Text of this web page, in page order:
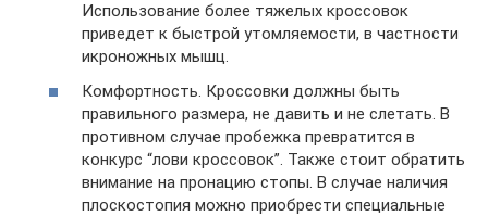
Использование более тяжелых кроссовок
приведет к быстрой утомляемости, в частности
икроножных мышц.
Комфортность. Кроссовки должны быть
правильного размера, не давить и не слетать. В
противном случае пробежка превратится в
конкурс “лови кроссовок”. Также стоит обратить
внимание на пронацию стопы. В случае наличия
плоскостопия можно приобрести специальные